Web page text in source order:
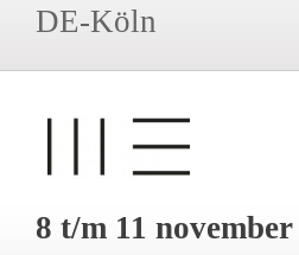
DE-Köln
8 t/m 11 november